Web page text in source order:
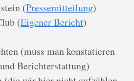
(Pressemitteilung)
(Eigener Bericht)
(muss man konstatieren
Berichterstattung)